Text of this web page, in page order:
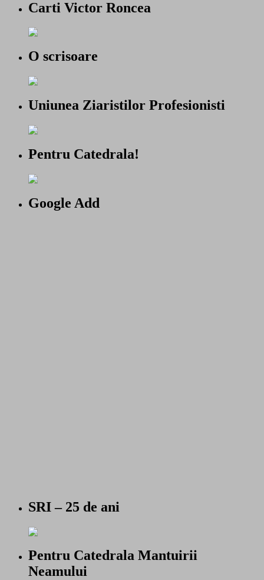
Carti Victor Roncea
O scrisoare
Uniunea Ziaristilor Profesionisti
Pentru Catedrala!
Google Add
SRI – 25 de ani
Pentru Catedrala Mantuirii
Neamului